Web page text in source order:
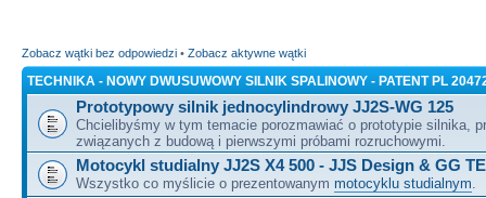
Zobacz wątki bez odpowiedzi • Zobacz aktywne wątki
TECHNIKA - NOWY DWUSUWOWY SILNIK SPALINOWY - PATENT PL
Prototypowy silnik jednocylindrowy JJ2S-WG 125
Chcielibyśmy w tym temacie porozmawiać o prototypie silnika,
związanych z budową i pierwszymi próbami rozruchowymi.
Motocykl studialny JJ2S X4 500 - JJS Design & GG
Wszystko co myślicie o prezentowanym motocyklu studialnym